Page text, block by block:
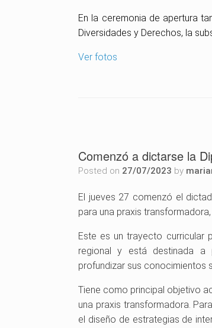
En la ceremonia de apertura
Diversidades y Derechos, la
Ver fotos
Comenzó a dictarse la
Posted on 27/07/2023 by
El jueves 27 comenzó el
para una praxis
Este es un trayecto curricular
regional y está destinada a
profundizar sus conocimientos
Tiene como principal objetivo
una praxis transformadora.
el diseño de estrategias de